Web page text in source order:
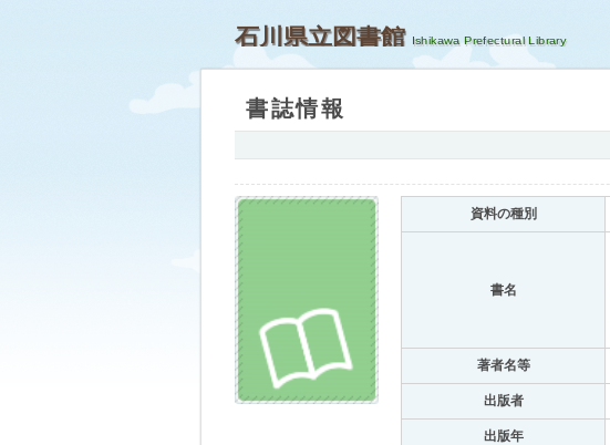
石川県立図書館
書誌情報
資料の種別
書名
著者名等
出版者
出版年